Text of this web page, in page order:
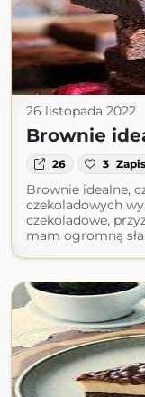
26 listopada 2022
Brownie
26 3
Brownie idealne,
czekoladowych
czekoladowe,
mam ogromną